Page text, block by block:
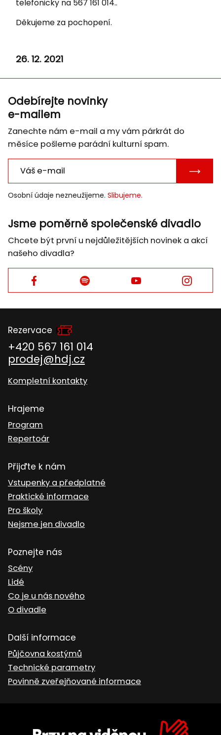
telefonicky na 567 161 014..
Děkujeme za pochopení.
26. 12. 2021
Odebírejte novinky
e-mailem
Zanechte nám e-mail a my vám párkrát do
měsíce pošleme parádní kulturní spam.
E-
Osobní údaje nezneužijeme. Slibujeme.
Jsme poměrně společenské divadlo
Chcete být první u nejdůležitějších novinek a akcí
našeho divadla?
Facebook Facebook Facebook Facebook
Rezervace
+420 567 161 014
prodej@hdj.cz
Kompletní kontakty
Hrajeme
Program
Repertoár
Přijďte k nám
Vstupenky a předplatné
Praktické informace
Pro školy
Nejsme jen divadlo
Poznejte nás
Scény
Lidé
Co je u nás nového
O divadle
Další informace
Půjčovna kostýmů
Technické parametry
Povinně zveřejňované informace